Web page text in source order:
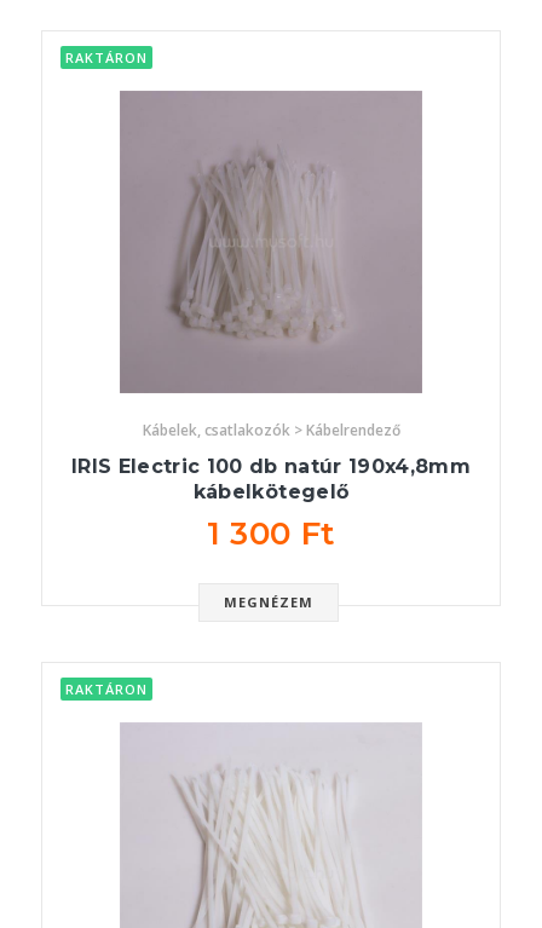
RAKTÁRON
Kábelek, csatlakozók > Kábelrendező
IRIS Electric 100 db natúr 190x4,8mm
kábelkötegelő
1 300 Ft
MEGNÉZEM
RAKTÁRON